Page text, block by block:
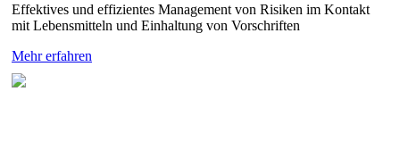
Effektives und effizientes Management von Risiken im Kontakt
mit Lebensmitteln und Einhaltung von Vorschriften
Mehr erfahren